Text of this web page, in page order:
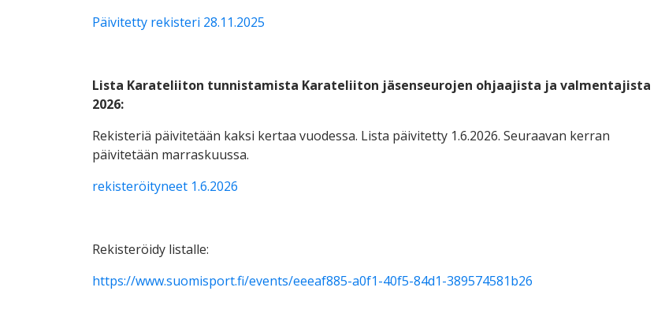
Päivitetty rekisteri 28.11.2025
Lista Karateliiton tunnistamista Karateliiton jäsenseurojen ohjaajista ja valmentajista
2026:
Rekisteriä päivitetään kaksi kertaa vuodessa. Lista päivitetty 1.6.2026. Seuraavan kerran
päivitetään marraskuussa.
rekisteröityneet 1.6.2026
Rekisteröidy listalle:
https://www.suomisport.fi/events/eeeaf885-a0f1-40f5-84d1-389574581b26